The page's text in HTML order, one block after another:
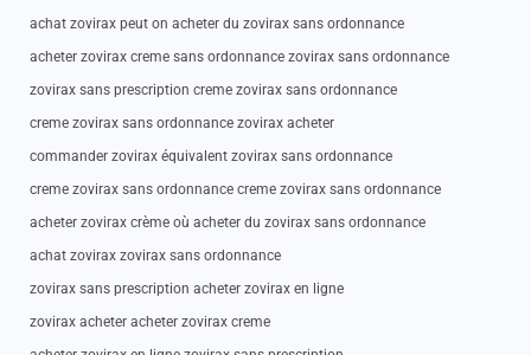
achat zovirax peut on acheter du zovirax sans ordonnance
acheter zovirax creme sans ordonnance zovirax sans ordonnance
zovirax sans prescription creme zovirax sans ordonnance
creme zovirax sans ordonnance zovirax acheter
commander zovirax équivalent zovirax sans ordonnance
creme zovirax sans ordonnance creme zovirax sans ordonnance
acheter zovirax crème où acheter du zovirax sans ordonnance
achat zovirax zovirax sans ordonnance
zovirax sans prescription acheter zovirax en ligne
zovirax acheter acheter zovirax creme